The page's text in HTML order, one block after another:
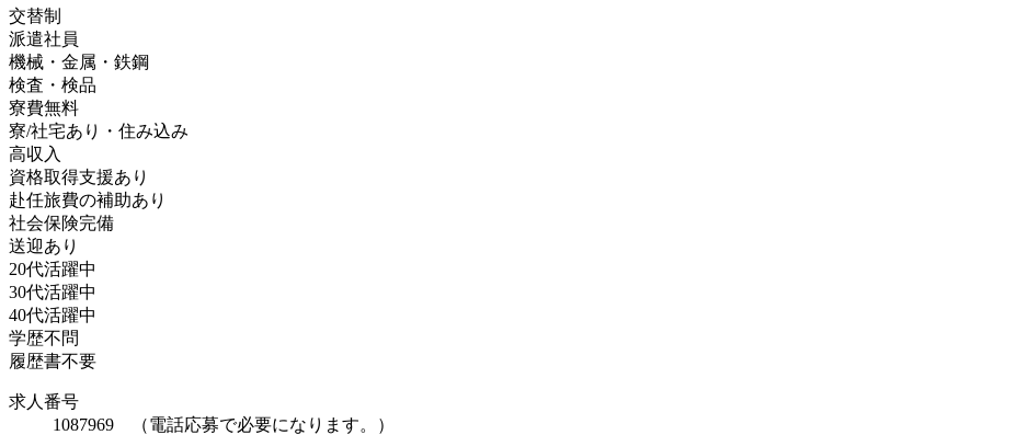
交替制
派遣社員
機械・金属・鉄鋼
検査・検品
寮費無料
寮/社宅あり・住み込み
高収入
資格取得支援あり
赴任旅費の補助あり
社会保険完備
送迎あり
20代活躍中
30代活躍中
40代活躍中
学歴不問
履歴書不要
求人番号
1087969 （電話応募で必要になります。）